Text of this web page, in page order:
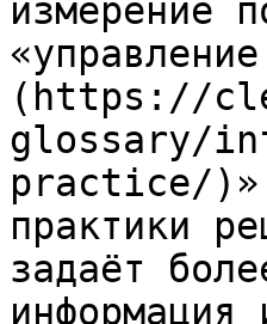
измерение
(https://
glossary/
practice/)»
практики
задаёт
информация